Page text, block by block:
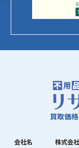
買取価
会社名
株式会